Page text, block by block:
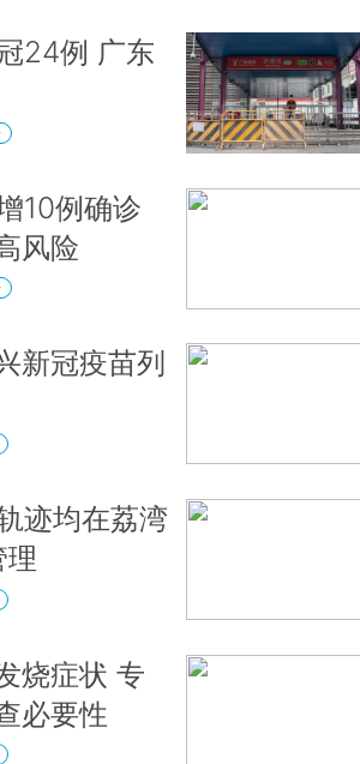
24例 广东
10例确诊
风险
新冠疫苗列
迹均在荔湾
烧症状 专
必要性